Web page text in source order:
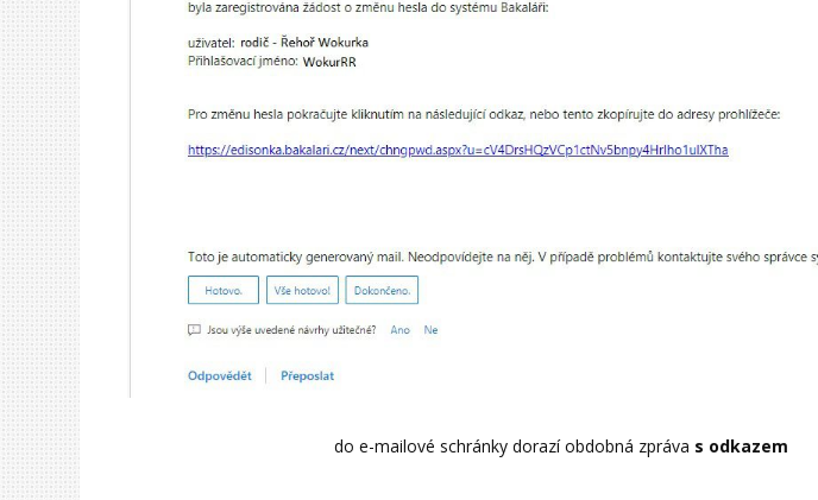
do e-mailové schránky dorazí obdobná zpráva s odkazem